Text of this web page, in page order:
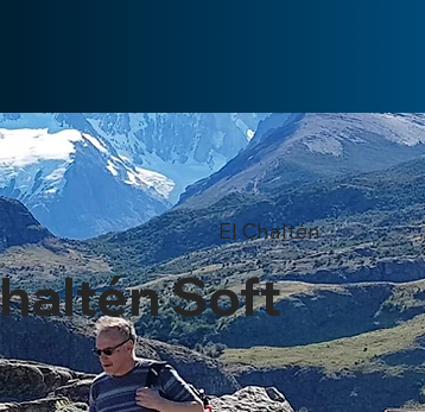
El Chaltén
Soft